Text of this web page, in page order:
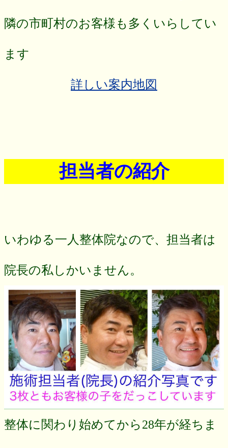
隣の市町村のお客様も多くいらしてい
ます
詳しい案内地図
担当者の紹介
いわゆる一人整体院なので、担当者は
院長の私しかいません。
整体に関わり始めてから28年が経ちま